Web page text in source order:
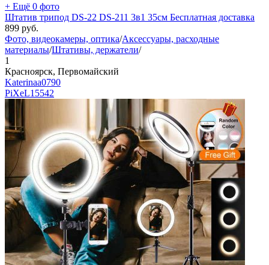
+ Ещё 0 фото
Штатив трипод DS-22 DS-211 3в1 35см Бесплатная доставка
899 руб.
Фото, видеокамеры, оптика/Аксессуары, расходные
материалы/Штативы, держатели/
1
Красноярск, Первомайский
Katerinaa0790
PiXeL15542